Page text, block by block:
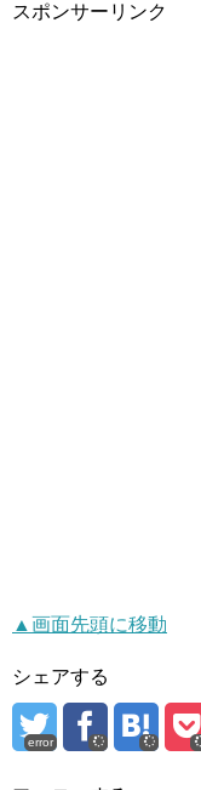
スポンサーリンク
▲画面先頭に移動
シェアする
error